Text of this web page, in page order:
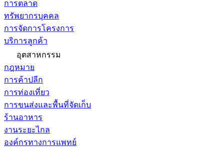
การตลาด
ทรัพยากรบุคคล
การจัดการโครงการ
บริการลูกค้า
อุตสาหกรรม
กฎหมาย
การค้าปลีก
การท่องเที่ยว
การขนส่งและพื้นที่จัดเก็บ
ร้านอาหาร
งานระยะไกล
องค์กรทางการแพทย์